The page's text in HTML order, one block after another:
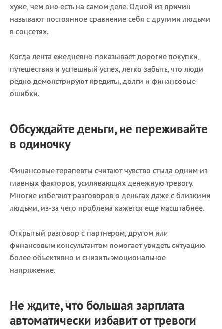
хуже, чем оно есть на самом деле. Одной из причин
называют постоянное сравнение себя с другими людьми
в соцсетях.
Когда лента ежедневно показывает дорогие покупки,
путешествия и успешный успех, легко забыть, что люди
редко демонстрируют кредиты, долги и финансовые
ошибки.
Обсуждайте деньги, не переживайте
в одиночку
Финансовые терапевты считают чувство стыда одним из
главных факторов, усиливающих денежную тревогу.
Многие избегают разговоров о деньгах даже с близкими
людьми, из-за чего проблема кажется еще масштабнее.
Открытый разговор с партнером, другом или
финансовым консультантом помогает увидеть ситуацию
более объективно и снизить эмоциональное
напряжение.
Не ждите, что большая зарплата
автоматически избавит от тревоги